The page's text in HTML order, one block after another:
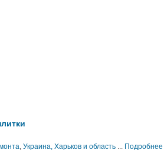
, Украина, Харьков и область ... Подробнее